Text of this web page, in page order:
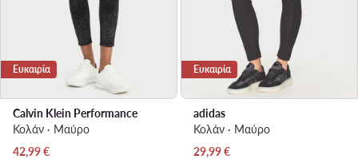
Ευκαιρία
Calvin Klein Performance
Κολάν · Μαύρο
Τρέχουσα τιμή
42,99€
Ευκαιρία
adidas
Κολάν · Μαύρο
Τρέχουσα τιμή
29,99€